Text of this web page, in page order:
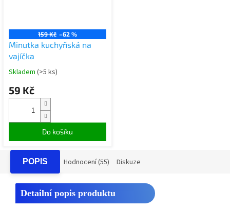
159 Kč –62 %
Minutka kuchyňská na
vajíčka
Skladem (>5 ks)
59 Kč
Do košíku
POPIS Hodnocení (55) Diskuze
Detailní popis produktu